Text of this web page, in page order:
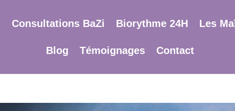
Consultations BaZi Biorythme 24H Les
Blog Témoignages Contact